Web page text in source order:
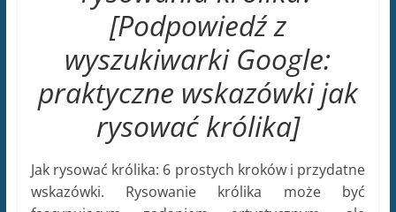
wymaga pewnych umiejętności i technik, aby
osiągnąć realistyczny efekt. W tym artykule
przedstawiamy praktyczne wskazówki, które
pomogą Ci odkryć tajniki rysowania królików. Oto
sześć prostych kroków, które możesz podjąć, aby
rozpocząć swoją przygodę z rysowaniem królika:
Zacznij od szkicu podstawowych kształtów, które
wyznaczają sylwetkę królika. Skoncentruj się na